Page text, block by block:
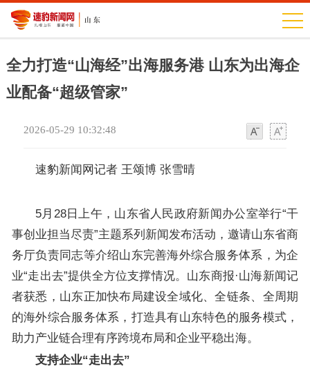
全力打造“山海经”出海服务港 山东为出海企
业配备“超级管家”
2026-05-29 10:32:48
速豹新闻网记者 王颂博 张雪晴
5月28日上午，山东省人民政府新闻办公室举行“干
事创业担当尽责”主题系列新闻发布活动，邀请山东省商
务厅负责同志等介绍山东完善海外综合服务体系，为企
业“走出去”提供全方位支撑情况。山东商报·山海新闻记
者获悉，山东正加快布局建设全域化、全链条、全周期
的海外综合服务体系，打造具有山东特色的服务模式，
助力产业链合理有序跨境布局和企业平稳出海。
支持企业“走出去”